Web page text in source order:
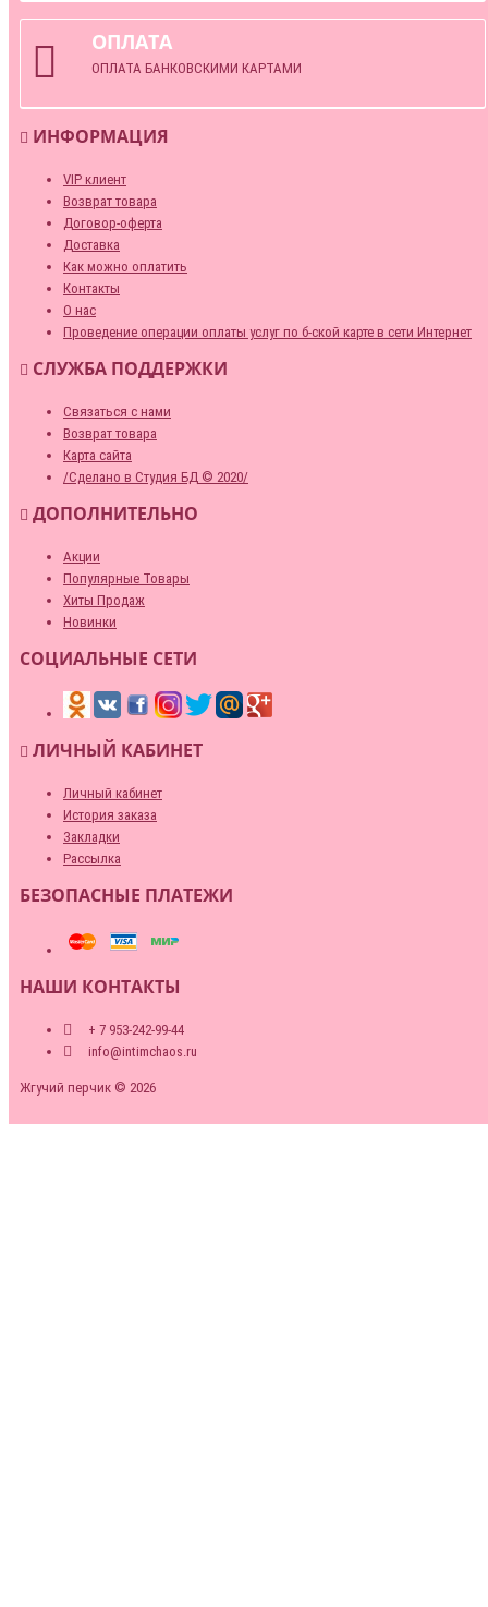
ОПЛАТА
ОПЛАТА БАНКОВСКИМИ КАРТАМИ
ИНФОРМАЦИЯ
VIP клиент
Возврат товара
Договор-оферта
Доставка
Как можно оплатить
Контакты
О нас
Проведение операции оплаты услуг по б-ской карте в сети Интернет
СЛУЖБА ПОДДЕРЖКИ
Связаться с нами
Возврат товара
Карта сайта
/Сделано в Студия БД © 2020/
ДОПОЛНИТЕЛЬНО
Акции
Популярные Товары
Хиты Продаж
Новинки
СОЦИАЛЬНЫЕ СЕТИ
ЛИЧНЫЙ КАБИНЕТ
Личный кабинет
История заказа
Закладки
Рассылка
БЕЗОПАСНЫЕ ПЛАТЕЖИ
НАШИ КОНТАКТЫ
+ 7 953-242-99-44
info@intimchaos.ru
Жгучий перчик © 2026